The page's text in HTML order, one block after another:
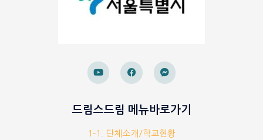
드림스드림 메뉴바로가기
1-1. 단체소개/학교현황